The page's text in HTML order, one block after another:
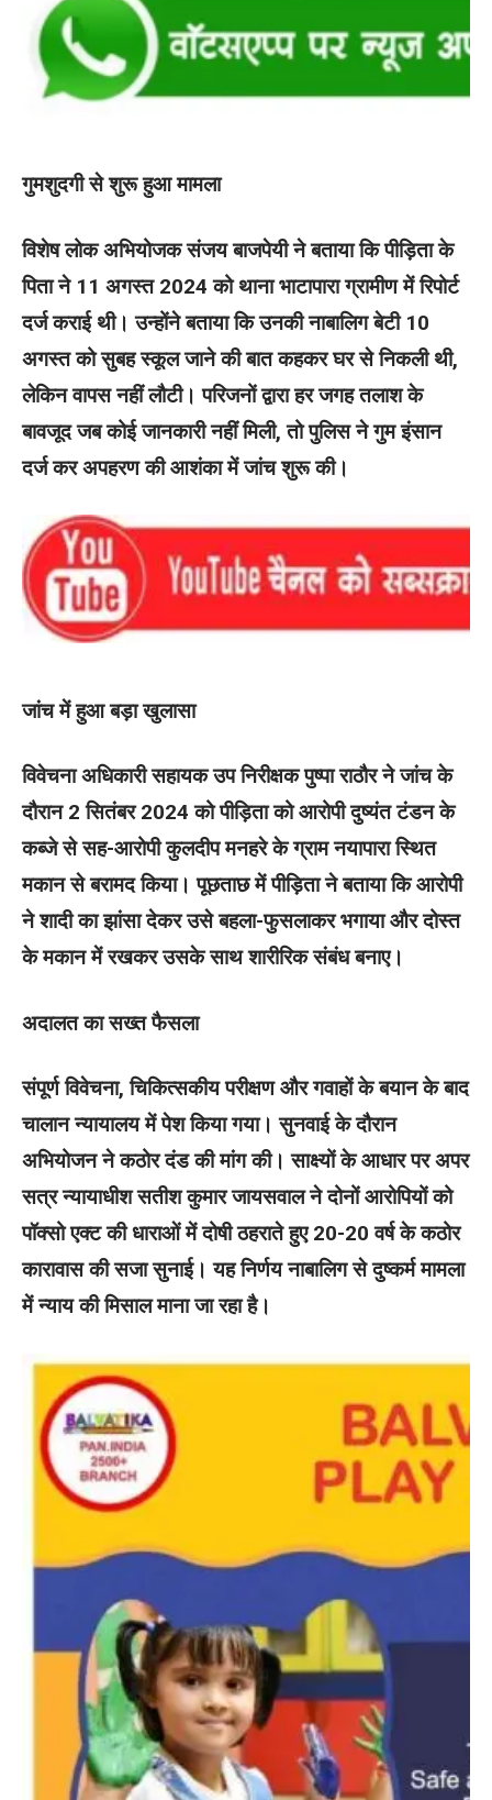
गुमशुदगी से शुरू हुआ मामला
विशेष लोक अभियोजक संजय बाजपेयी ने बताया कि पीड़िता के
पिता ने 11 अगस्त 2024 को थाना भाटापारा ग्रामीण में रिपोर्ट
दर्ज कराई थी। उन्होंने बताया कि उनकी नाबालिग बेटी 10
अगस्त को सुबह स्कूल जाने की बात कहकर घर से निकली थी,
लेकिन वापस नहीं लौटी। परिजनों द्वारा हर जगह तलाश के
बावजूद जब कोई जानकारी नहीं मिली, तो पुलिस ने गुम इंसान
दर्ज कर अपहरण की आशंका में जांच शुरू की।
जांच में हुआ बड़ा खुलासा
विवेचना अधिकारी सहायक उप निरीक्षक पुष्पा राठौर ने जांच के
दौरान 2 सितंबर 2024 को पीड़िता को आरोपी दुष्यंत टंडन के
कब्जे से सह-आरोपी कुलदीप मनहरे के ग्राम नयापारा स्थित
मकान से बरामद किया। पूछताछ में पीड़िता ने बताया कि आरोपी
ने शादी का झांसा देकर उसे बहला-फुसलाकर भगाया और दोस्त
के मकान में रखकर उसके साथ शारीरिक संबंध बनाए।
अदालत का सख्त फैसला
संपूर्ण विवेचना, चिकित्सकीय परीक्षण और गवाहों के बयान के बाद
चालान न्यायालय में पेश किया गया। सुनवाई के दौरान
अभियोजन ने कठोर दंड की मांग की। साक्ष्यों के आधार पर अपर
सत्र न्यायाधीश सतीश कुमार जायसवाल ने दोनों आरोपियों को
पॉक्सो एक्ट की धाराओं में दोषी ठहराते हुए 20-20 वर्ष के कठोर
कारावास की सजा सुनाई। यह निर्णय नाबालिग से दुष्कर्म मामला
में न्याय की मिसाल माना जा रहा है।